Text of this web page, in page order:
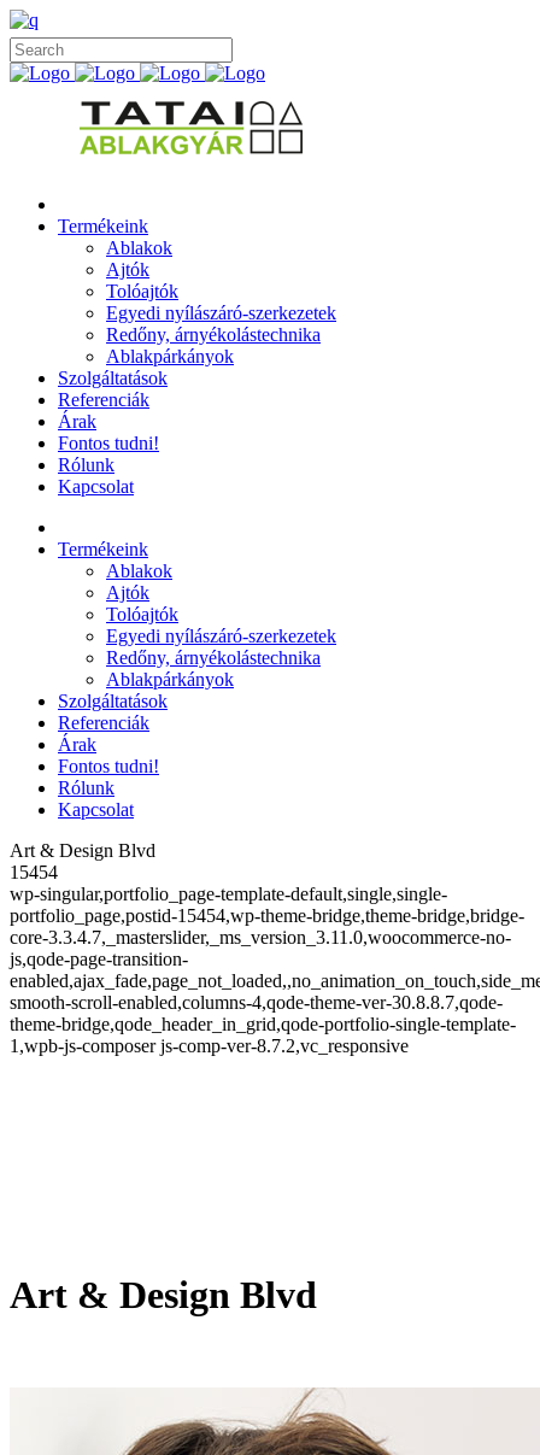
Termékeink
Ablakok
Ajtók
Tolóajtók
Egyedi nyílászáró-szerkezetek
Redőny, árnyékolástechnika
Ablakpárkányok
Szolgáltatások
Referenciák
Árak
Fontos tudni!
Rólunk
Kapcsolat
Termékeink
Ablakok
Ajtók
Tolóajtók
Egyedi nyílászáró-szerkezetek
Redőny, árnyékolástechnika
Ablakpárkányok
Szolgáltatások
Referenciák
Árak
Fontos tudni!
Rólunk
Kapcsolat
Art & Design Blvd
15454
wp-singular,portfolio_page-template-default,single,single-
portfolio_page,postid-15454,wp-theme-bridge,theme-bridge,bridge-
core-3.3.4.7,_masterslider,_ms_version_3.11.0,woocommerce-no-
js,qode-page-transition-
smooth-scroll-enabled,columns-4,qode-theme-ver-30.8.8.7,qode-
theme-bridge,qode_header_in_grid,qode-portfolio-single-template-
1,wpb-js-composer js-comp-ver-8.7.2,vc_responsive
Art & Design Blvd